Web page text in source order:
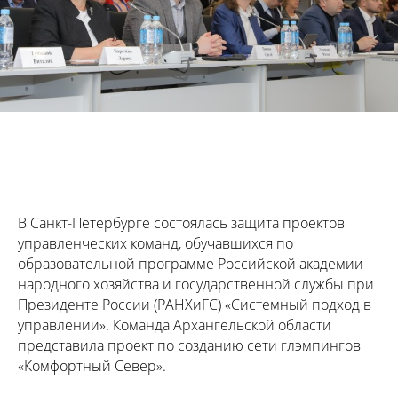
В Санкт-Петербурге состоялась защита проектов
управленческих команд, обучавшихся по
образовательной программе Российской академии
народного хозяйства и государственной службы при
Президенте России (РАНХиГС) «Системный подход в
управлении». Команда Архангельской области
представила проект по созданию сети глэмпингов
«Комфортный Север».